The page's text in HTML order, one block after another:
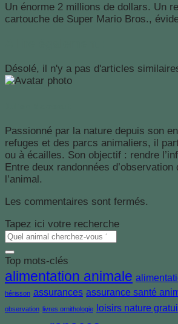
Un énorme 2 millions de dollars. Un
cartouche de Super Mario Bros.,
Désolé, il n'y a pas d'articles
Passionné par la nature depuis son
refuges et des parcs animaliers, il
ou à écailles. Son objectif : rendre
Entre deux randonnées
l’animal.
Les commentaires sont fermés.
Tapez ici votre recherche
Top mots-clés
alimentation animale
hérisson assurances assurance santé
observation livres ornithologie loisirs nature